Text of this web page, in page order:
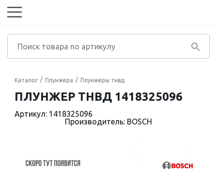
Каталог Плунжера Плунжеры тнвд
ПЛУНЖЕР ТНВД 1418325096
Артикул: 1418325096
Производитель: BOSCH